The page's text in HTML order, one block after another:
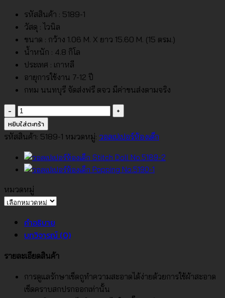
รหัสสินค้า : 5189-1
วัสดุ : ไวนิล
ขนาด : กว้าง 1.06 M. X ยาว 15.60 M. (15 ตรม.)
น้ำหนัก : 4.8 กิโล
ประเทศ : เกาหลี
อายุการใช้งาน 7-12 ปี
กทม นนทบุรี จัดส่งฟรี ตจว มีค่าขนส่งตามจริง
จำนวน
วอลเปเปอร์
ห้อง
Stitch
Doll
No.5189-
1
หยิบใส่ตะกร้า
รหัสสินค้า: 5189-1 หมวดหมู่: วอลเปเปอร์ห้องเด็ก
หมวดหมู่
หมวด
คำอธิบาย
บทวิจารณ์ (0)
รายละเอียดสินค้า
การดูแลรักษาเช็ดถูทำความสะอาดได้ง่ายด้วยการใช้ผ้าสะอาด
เช็ดคราบสกปรกออกเท่านั้น